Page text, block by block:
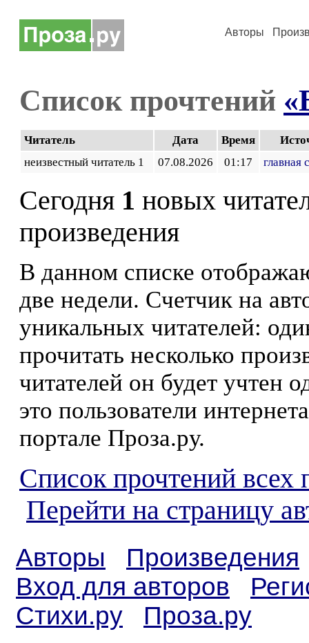
Авторы
Список прочтений
Читатель Дата Время
неизвестный читатель 1
07.08.2026 01:17 главная
Сегодня 1 новых
произведения
В данном списке
две недели. Счетчик на
уникальных читателей:
прочитать несколько
читателей он будет учтен
это пользователи
портале Проза.ру.
Список прочтений всех
Перейти на страницу
Авторы
Произведения
Вход для авторов
Стихи.ру
Проза.ру